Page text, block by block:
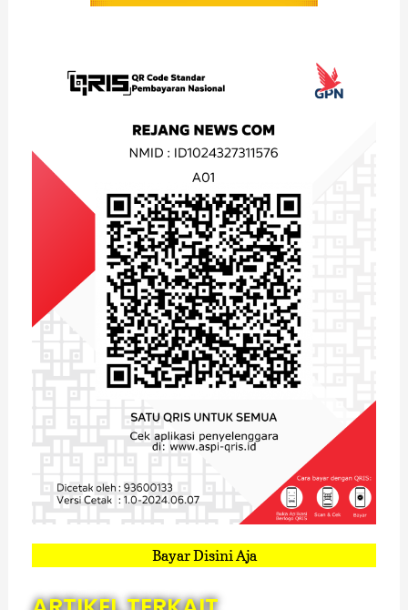
Bayar Disini Aja